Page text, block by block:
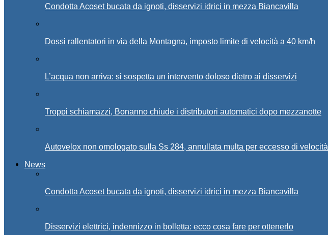
Condotta Acoset bucata da ignoti, disservizi idrici in mezza Biancavilla
Dossi rallentatori in via della Montagna, imposto limite di velocità a 40 km/h
L’acqua non arriva: si sospetta un intervento doloso dietro ai disservizi
Troppi schiamazzi, Bonanno chiude i distributori automatici dopo mezzanotte
Autovelox non omologato sulla Ss 284, annullata multa per eccesso di velocità
News
Condotta Acoset bucata da ignoti, disservizi idrici in mezza Biancavilla
Disservizi elettrici, indennizzo in bolletta: ecco cosa fare per ottenerlo